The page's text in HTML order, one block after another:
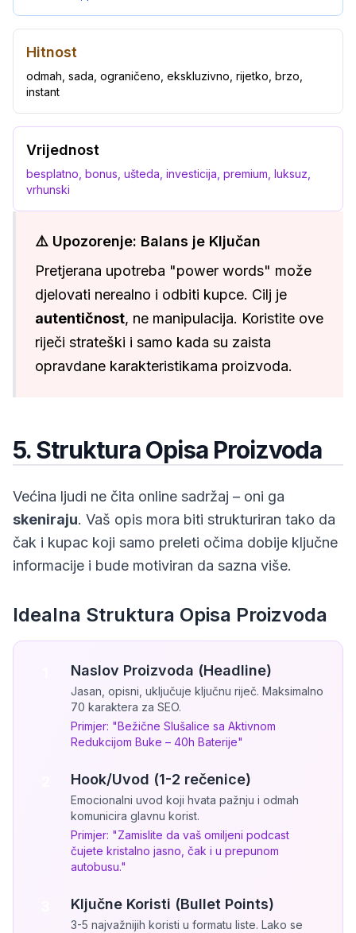
Hitnost
odmah, sada, ograničeno, ekskluzivno, rijetko, brzo,
instant
Vrijednost
besplatno, bonus, ušteda, investicija, premium, luksuz,
vrhunski
⚠️ Upozorenje: Balans je Ključan
Pretjerana upotreba "power words" može
djelovati nerealno i odbiti kupce. Cilj je
autentičnost, ne manipulacija. Koristite ove
riječi strateški i samo kada su zaista
opravdane karakteristikama proizvoda.
5. Struktura Opisa Proizvoda
Većina ljudi ne čita online sadržaj – oni ga
skeniraju. Vaš opis mora biti strukturiran tako da
čak i kupac koji samo preleti očima dobije ključne
informacije i bude motiviran da sazna više.
Idealna Struktura Opisa Proizvoda
Naslov Proizvoda (Headline)
Jasan, opisni, uključuje ključnu riječ. Maksimalno
70 karaktera za SEO.
Primjer: "Bežične Slušalice sa Aktivnom
Redukcijom Buke – 40h Baterije"
Hook/Uvod (1-2 rečenice)
Emocionalni uvod koji hvata pažnju i odmah
komunicira glavnu korist.
Primjer: "Zamislite da vaš omiljeni podcast
čujete kristalno jasno, čak i u prepunom
autobusu."
Ključne Koristi (Bullet Points)
3-5 najvažnijih koristi u formatu liste. Lako se